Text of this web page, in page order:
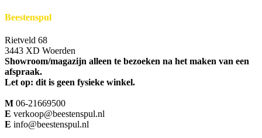
Beestenspul
Rietveld 68
3443 XD Woerden
Showroom/magazijn alleen te bezoeken na het maken van een
afspraak.
Let op: dit is geen fysieke winkel.
M 06-21669500
E verkoop@beestenspul.nl
E info@beestenspul.nl